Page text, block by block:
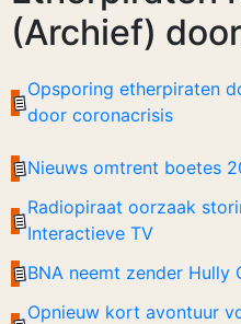
(Archief)
Opsporing etherpiraten
door coronacrisis
Nieuws omtrent boetes
Radiopiraat oorzaak
Interactieve TV
BNA neemt zender Hully
Opnieuw kort avontuur